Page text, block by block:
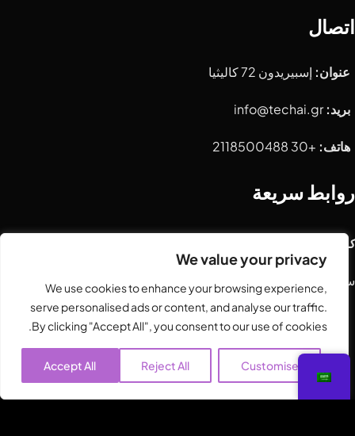
We value your privacy
We use cookies to enhance your browsing experience,
serve personalised ads or content, and analyse our traffic.
By clicking "Accept All", you consent to our use of cookies.
Customise
Reject All
Accept All
اتصال
عنوان: إسبيريدون 72 كاليثيا
بريد: info@techai.gr
هاتف: +30 2118500488
روابط سريعة
كما هو موضح في
سياسة الخصوصية
حلول برمجيات تيكينز. جميع الحقوق محفوظة
تابعنا: